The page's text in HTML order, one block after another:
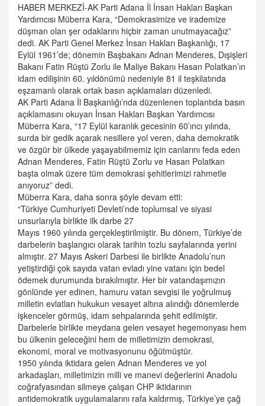
HABER MERKEZİ-AK Parti Adana İl İnsan Hakları Başkan
Yardımcısı Müberra Kara, “Demokrasimize ve irademize
düşman olan şer odaklarını hiçbir zaman unutmayacağız”
dedi. AK Parti Genel Merkez İnsan Hakları Başkanlığı, 17
Eylül 1961’de; dönemin Başbakanı Adnan Menderes, Dışişleri
Bakanı Fatin Rüştü Zorlu ile Maliye Bakanı Hasan Polatkan’ın
idam edilişinin 60. yıldönümü nedeniyle 81 il teşkilatında
eşzamanlı olarak ortak basın açıklamaları düzenledi.
AK Parti Adana İl Başkanlığı’nda düzenlenen toplantıda basın
açıklamasını okuyan İnsan Hakları Başkan Yardımcısı
Müberra Kara, “17 Eylül karanlık gecesinin 60’ıncı yılında,
surda bir gedik açarak nesillere yol veren, daha demokratik
ve özgür bir ülkede yaşayabilmemiz için canlarını feda eden
Adnan Menderes, Fatin Rüştü Zorlu ve Hasan Polatkan
başta olmak üzere tüm demokrasi şehitlerimizi rahmetle
anıyoruz” dedi.
Müberra Kara, daha sonra şöyle devam etti:
“Türkiye Cumhuriyeti Devleti’nde toplumsal ve siyasi
unsurlarıyla birlikte ilk darbe 27
Mayıs 1960 yılında gerçekleştirilmiştir. Bu dönem, Türkiye’de
darbelerin başlangıcı olarak tarihin tozlu sayfalarında yerini
almıştır. 27 Mayıs Askeri Darbesi ile birlikte Anadolu’nun
yetiştirdiği çok sayıda vatan evladı yine vatanı için bedel
ödemek durumunda bırakılmıştır. Her bir vatandaşımızın
gönlünde yer edinen, hamuru vatan sevgisi ile yoğrulmuş
milletin evlatları hukukun vesayet altına alındığı dönemlerde
işkenceler görmüş, idam sehpalarında şehit edilmiştir.
Darbelerle birlikte meydana gelen vesayet hegemonyası hem
bu ülkenin geleceğini hem de milletimizin demokrasi,
ekonomi, moral ve motivasyonunu öğütmüştür.
1950 yılında iktidara gelen Adnan Menderes ve yol
arkadaşları, milletimizin milli ve manevi değerlerini Anadolu
coğrafyasından silmeye çalışan CHP iktidarının
antidemokratik uygulamalarını rafa kaldırmış, Türkiye’ye çağ